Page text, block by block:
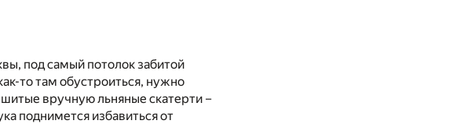
под самый потолок забитой
то там обустроиться, нужно
вручную льняные скатерти –
поднимется избавиться от